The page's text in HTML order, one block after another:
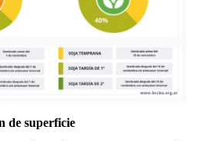
de superficie